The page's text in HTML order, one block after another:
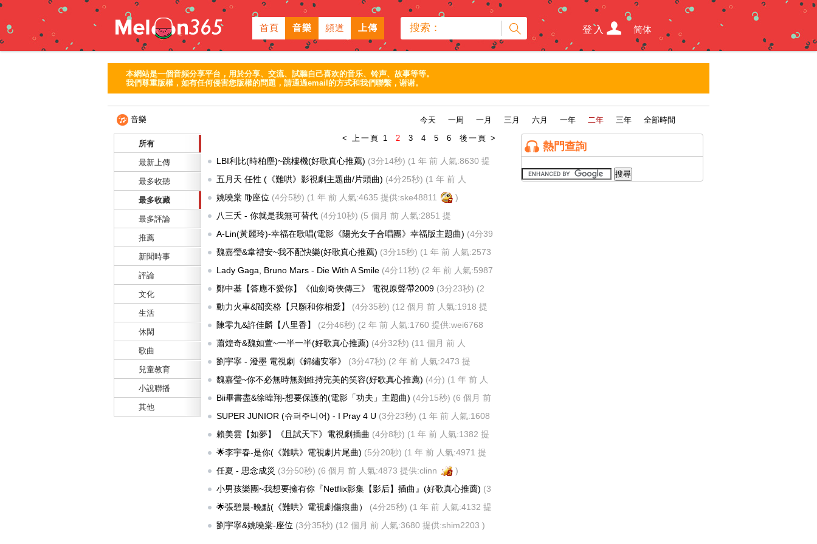
首頁 音樂 頻道 上傳 搜索： 简体
登入
本網站是一個音頻分享平台，用於分享、交流、試聽自己喜欢的音乐、铃声、故事等等。
我們尊重版權，如有任何侵害您版權的問題，請通過email的方式和我們聯繫，谢谢。
音樂 今天 一周 一月 三月 六月 一年 二年 三年 全部時間
所有
最新上傳
最多收聽
最多收藏
最多評論
推薦
新聞時事
評論
文化
生活
休閑
歌曲
兒童教育
小說聯播
其他
< 上一頁 1 2 3 4 5 6 後一頁 >
LBI利比(時柏塵)~跳樓機(好歌真心推薦) (3分14秒) (1 年 前 人氣:8630 提
mapleleaf )
五月天 任性 (《難哄》影視劇主題曲/片頭曲) (4分25秒) (1 年 前 人
氣:7331 提供:
姚曉棠 ♍座位 (4分5秒) (1 年 前 人氣:4635 提供:ske48811
)
八三夭 - 你就是我無可替代 (4分10秒) (5 個月 前 人氣:2851 提
qesh6123b )
A-Lin(黃麗玲)-幸福在歌唱(電影《陽光女子合唱團》幸福版主題曲) (4分39
(6 個月 前 人氣:2629 提供: )
魏嘉瑩&韋禮安~我不配快樂(好歌真心推薦) (3分15秒) (1 年 前 人氣:2573
Lady Gaga, Bruno Mars - Die With A Smile (4分11秒) (2 年 前 人氣:5987
提供:
a24026749
鄭中基【答應不愛你】《仙劍奇俠傳三》 電視原聲帶2009 (3分23秒) (2
年 前 人氣:2202 提供:
wei6768 )
動力火車&閻奕格【只願和你相愛】 (4分35秒) (12 個月 前 人氣:1918 提
wei6768 )
陳零九&許佳麟【八里香】 (2分46秒) (2 年 前 人氣:1760 提供:wei6768
)
蕭煌奇&魏如萱~一半一半(好歌真心推薦) (4分32秒) (11 個月 前 人
氣:3930 提供: mapleleaf )
劉宇寧 - 潑墨 電視劇《錦繡安寧》 (3分47秒) (2 年 前 人氣:2473 提
sunglary )
魏嘉瑩~你不必無時無刻維持完美的笑容(好歌真心推薦) (4分) (1 年 前 人
氣:1960 提供:
mapleleaf )
Bii畢書盡&徐暐翔-想要保護的(電影「功夫」主題曲) (4分15秒) (6 個月 前
SUPER JUNIOR (슈퍼주니어) - I Pray 4 U (3分23秒) (1 年 前 人氣:1608
su89324
賴美雲【如夢】《且試天下》電視劇插曲 (4分8秒) (1 年 前 人氣:1382 提
供:wei6768
🌟李宇春-是你(《難哄》電視劇片尾曲) (5分20秒) (1 年 前 人氣:4971 提
wawa996 )
任夏 - 思念成災 (3分50秒) (6 個月 前 人氣:4873 提供:clinn
)
小男孩樂團~我想要擁有你『Netflix影集【影后】插曲』(好歌真心推薦) (3
分42秒)
(2 年 前 人氣:4399 提供: mapleleaf
🌟張碧晨-晚點(《難哄》電視劇傷痕曲） (4分25秒) (1 年 前 人氣:4132 提
wawa996
劉宇寧&姚曉棠-座位 (3分35秒) (12 個月 前 人氣:3680 提供:shim2203 )
熱門查詢